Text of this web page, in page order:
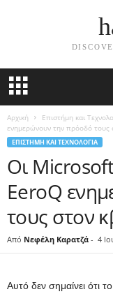
Αρχική Επιστήμη και
ενημερώνουν την πρόοδό τους
ΕΠΙΣΤΉΜΗ ΚΑΙ ΤΕΧΝΟΛΟΓΊΑ
Οι
EeroQ
τους στον
Από Νεφέλη Καρατζά - 4
Αυτό δεν σημαίνει ότι